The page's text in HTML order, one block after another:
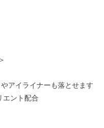
アイライナーも落とせます
エント配合